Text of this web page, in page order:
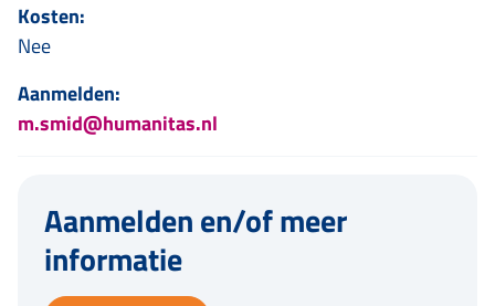
Kosten:
Nee
Aanmelden:
m.smid@humanitas.nl
Aanmelden en/of meer
informatie